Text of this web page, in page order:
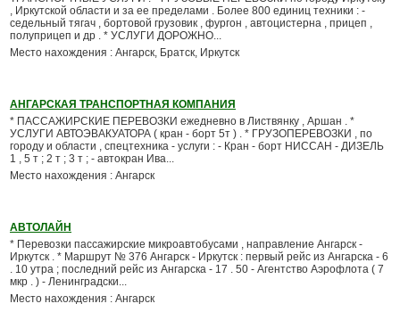
, Иркутской области и за ее пределами . Более 800 единиц техники : -
седельный тягач , бортовой грузовик , фургон , автоцистерна , прицеп ,
полуприцеп и др . * УСЛУГИ ДОРОЖНО...
Место нахождения : Ангарск, Братск, Иркутск
АНГАРСКАЯ ТРАНСПОРТНАЯ КОМПАНИЯ
* ПАССАЖИРСКИЕ ПЕРЕВОЗКИ ежедневно в Листвянку , Аршан . *
УСЛУГИ АВТОЭВАКУАТОРА ( кран - борт 5т ) . * ГРУЗОПЕРЕВОЗКИ , по
городу и области , спецтехника - услуги : - Кран - борт НИССАН - ДИЗЕЛЬ
1 , 5 т ; 2 т ; 3 т ; - автокран Ива...
Место нахождения : Ангарск
АВТОЛАЙН
* Перевозки пассажирские микроавтобусами , направление Ангарск -
Иркутск . * Маршрут № 376 Ангарск - Иркутск : первый рейс из Ангарска - 6
. 10 утра ; последний рейс из Ангарска - 17 . 50 - Агентство Аэрофлота ( 7
мкр . ) - Ленинградски...
Место нахождения : Ангарск